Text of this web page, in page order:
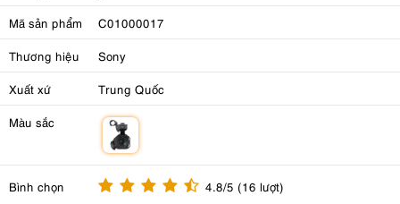
Mã sản phẩm C01000017
Thương hiệu Sony
Xuất xứ Trung Quốc
Màu sắc
Bình chọn 4.8/5 (16 lượt)